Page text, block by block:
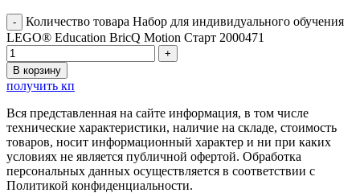
Количество товара Набор для индивидуального обучения
LEGO® Education BricQ Motion Старт 2000471
В корзину
получить кп
Вся представленная на сайте информация, в том числе
технические характеристики, наличие на складе, стоимость
товаров, носит информационный характер и ни при каких
условиях не является публичной офертой. Обработка
персональных данных осуществляется в соответствии с
Политикой конфиденциальности.